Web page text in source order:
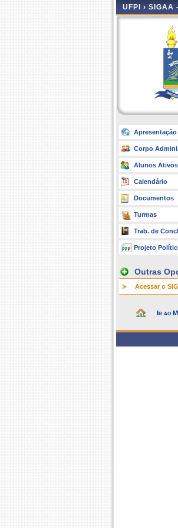
UFPI › SIGAA
Apresentação
Corpo
Alunos Ativos
Calendário
Documentos
Turmas
Trab. de
Projeto
Outras
Acessar o
Ir ao